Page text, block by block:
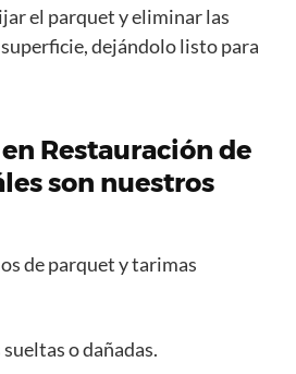
el parquet y eliminar las
dejándolo listo para
Restauración de
son nuestros
de parquet y tarimas
o dañadas.